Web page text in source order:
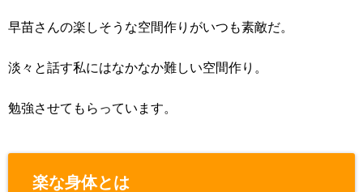
早苗さんの楽しそうな空間作りがいつも素敵だ。
淡々と話す私にはなかなか難しい空間作り。
勉強させてもらっています。
楽な身体とは